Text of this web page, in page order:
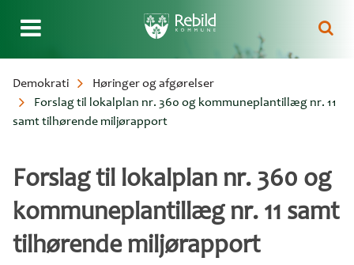
hovedindhold
Brødkrumme
Demokrati
Høringer og afgørelser
Forslag til lokalplan nr. 360 og kommuneplantillæg nr. 11
samt tilhørende miljørapport
Forslag til lokalplan nr. 360 og
kommuneplantillæg nr. 11 samt
tilhørende miljørapport